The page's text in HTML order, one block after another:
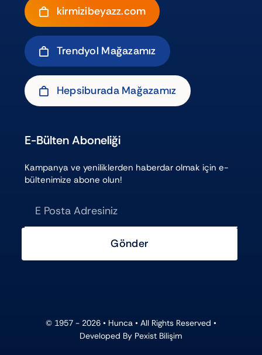
kirmizibeyazz.com
Trendyol Mağazamız
Hepsiburada Mağazamız
E-Bülten Aboneliği
Kampanya ve yeniliklerden haberdar olmak için e-
bültenimize abone olun!
Gönder
© 1957 - 2026 • Hunca • All Rights Reserved •
Developed By Pexist Bilişim